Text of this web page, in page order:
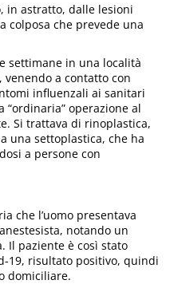
in astratto, dalle lesioni
colposa che prevede una
settimane in una località
venendo a contatto con
influenzali ai sanitari
operazione al
Si trattava di rinoplastica,
una settoplastica, che ha
a persone con
che l’uomo presentava
notando un
Il paziente è così stato
19, risultato positivo, quindi
domiciliare.